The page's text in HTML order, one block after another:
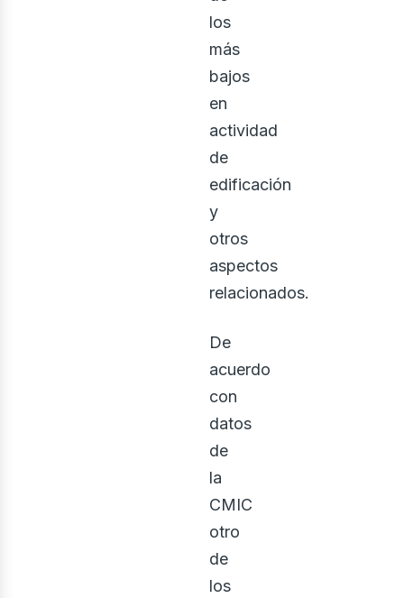
los
más
bajos
en
actividad
de
edificación
y
otros
aspectos
relacionados.
De
acuerdo
con
datos
de
la
CMIC
otro
de
los